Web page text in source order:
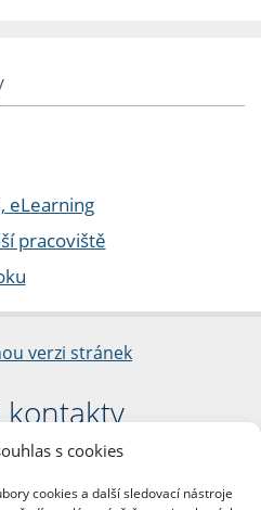
s cookies
cookies a další sledovací nástroje
eLearning
pracoviště
verzi stránek
kontakty
fakulta
Palacha 1/2